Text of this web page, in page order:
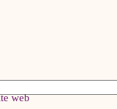
web